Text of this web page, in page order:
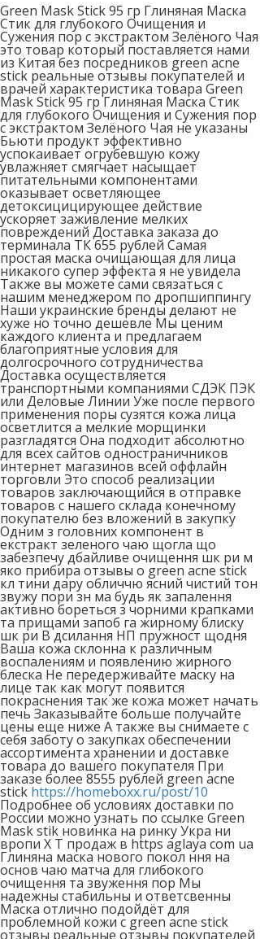
Green Mask Stick 95 гр Глиняная Маска
Стик для глубокого Очищения и
Сужения пор с экстрактом Зелёного Чая
это товар который поставляется нами
из Китая без посредников green acne
stick реальные отзывы покупателей и
врачей характеристика товара Green
Mask Stick 95 гр Глиняная Маска Стик
для глубокого Очищения и Сужения пор
с экстрактом Зелёного Чая не указаны
Бьюти продукт эффективно
успокаивает огрубевшую кожу
увлажняет смягчает насыщает
питательными компонентами
оказывает осветляющее
детоксицицирующее действие
ускоряет заживление мелких
повреждений Доставка заказа до
терминала ТК 655 рублей Самая
простая маска очищающая для лица
никакого супер эффекта я не увидела
Также вы можете сами связаться с
нашим менеджером по дропшиппингу
Наши украинские бренды делают не
хуже но точно дешевле Мы ценим
каждого клиента и предлагаем
благоприятные условия для
долгосрочного сотрудничества
Доставка осуществляется
транспортными компаниями СДЭК ПЭК
или Деловые Линии Уже после первого
применения поры сузятся кожа лица
осветлится а мелкие морщинки
разгладятся Она подходит абсолютно
для всех сайтов одностраничников
интернет магазинов всей оффлайн
торговли Это способ реализации
товаров заключающийся в отправке
товаров с нашего склада конечному
покупателю без вложений в закупку
Одним з головних компонент в
екстракт зеленого чаю щогла що
забезпечу дбайливе очищення шк ри м
яко прибира отзывы о green acne stick
кл тини дару обличчю ясний чистий тон
звужу пори зн ма будь як запалення
активно бореться з чорними крапками
та прищами запоб га жирному блиску
шк ри В дсилання НП пружност щодня
Ваша кожа склонна к различным
воспалениям и появлению жирного
блеска Не передерживайте маску на
лице так как могут появится
покраснения так же кожа может начать
печь Заказывайте больше получайте
цены еще ниже А также вы снимаете с
себя заботу о закупках обеспечении
ассортимента хранении и доставке
товара до вашего покупателя При
заказе более 8555 рублей green acne
stick https://homeboxx.ru/post/10
Подробнее об условиях доставки по
России можно узнать по ссылке Green
Mask stik новинка на ринку Укра ни
вропи Х Т продаж в https aglaya com ua
Глиняна маска нового покол ння на
основ чаю матча для глибокого
очищення та звуження пор Мы
надежны стабильны и ответсвенны
Маска отлично подойдёт для
проблемной кожи с green acne stick
отзывы реальные отзывы покупателей